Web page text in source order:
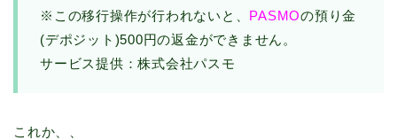
※この移行操作が行われないと、 PASMOの預り金
(デポジット)500円の返金ができません。
サービス提供：株式会社パスモ
これか、、